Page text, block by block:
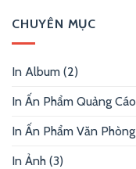
CHUYÊN MỤC
In Album (2)
In Ấn Phẩm Quảng Cáo
In Ấn Phẩm Văn Phòng
In Ảnh (3)